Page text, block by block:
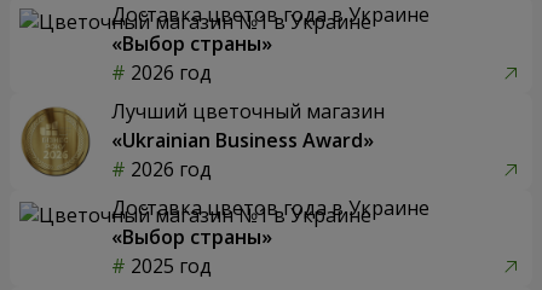
Доставка цветов года в Украине
«Выбор страны»
2026 год
Лучший цветочный магазин
«Ukrainian Business Award»
2026 год
Доставка цветов года в Украине
«Выбор страны»
2025 год